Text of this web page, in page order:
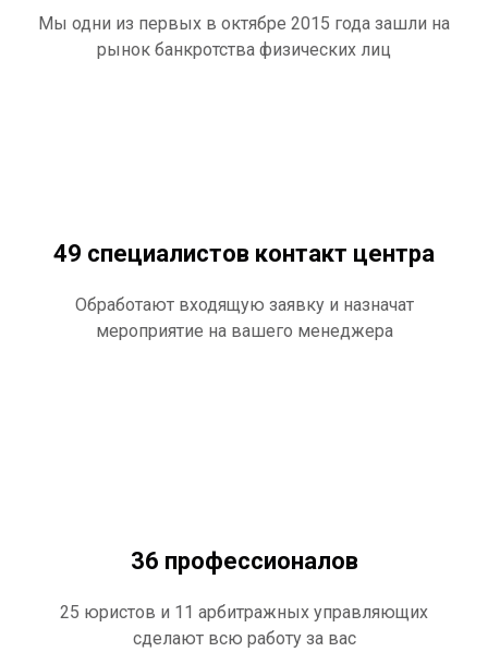
Мы одни из первых в октябре 2015 года зашли на
рынок банкротства физических лиц
49 специалистов контакт центра
Обработают входящую заявку и назначат
мероприятие на вашего менеджера
36 профессионалов
25 юристов и 11 арбитражных управляющих
сделают всю работу за вас